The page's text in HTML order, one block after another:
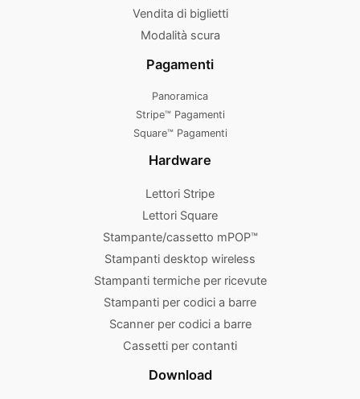
Vendita di biglietti
Modalità scura
Pagamenti
Panoramica
Stripe™ Pagamenti
Square™ Pagamenti
Hardware
Lettori Stripe
Lettori Square
Stampante/cassetto mPOP™
Stampanti desktop wireless
Stampanti termiche per ricevute
Stampanti per codici a barre
Scanner per codici a barre
Cassetti per contanti
Download